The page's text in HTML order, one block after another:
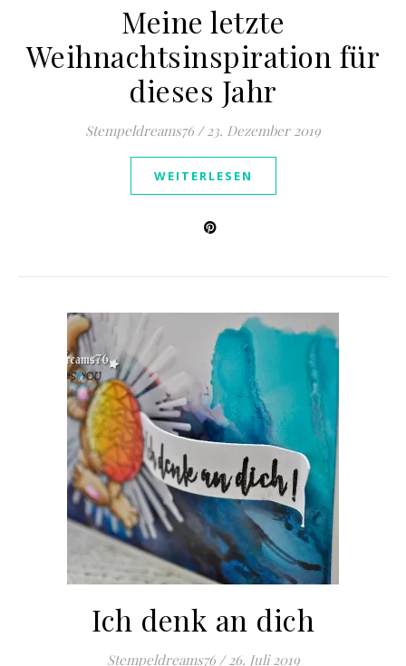
Meine letzte
Weihnachtsinspiration für
dieses Jahr
Stempeldreams76 / 23. Dezember 2019
WEITERLESEN
Ich denk an dich
Stempeldreams76 / 26. Juli 2019